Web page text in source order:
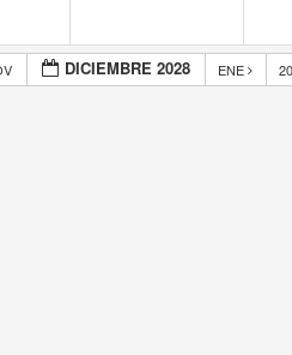
DICIEMBRE 2028 ENE